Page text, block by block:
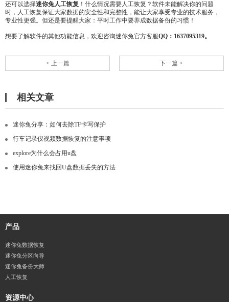
还可以选择迷你兔人工恢复 ！什么情况需要人工恢复？软件未能解决你的问题
时，人工恢复保证大家数据的安全性和完整性，能让大家享受专业的技术服务，
专业性更强。但还是要提醒大家：平时工作中要养成数据备份的习惯！
想要了解软件的其他功能信息，欢迎咨询迷你兔官方客服QQ ：1637095319。
< 上一篇 下一篇 >
相关文章
迷你兔分享：如何去除TF卡写保护
行车记录仪视频数据恢复的注意事项
explore为什么会占用u盘
使用迷你兔来找回U盘数据丢失的方法
产品
迷你兔数据恢复
迷你兔分区向导
迷你兔备份大师
人工恢复
资源中心